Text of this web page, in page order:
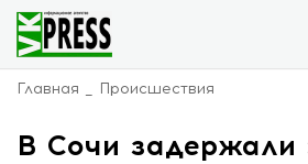
Главная Происшествия
В Сочи задержали